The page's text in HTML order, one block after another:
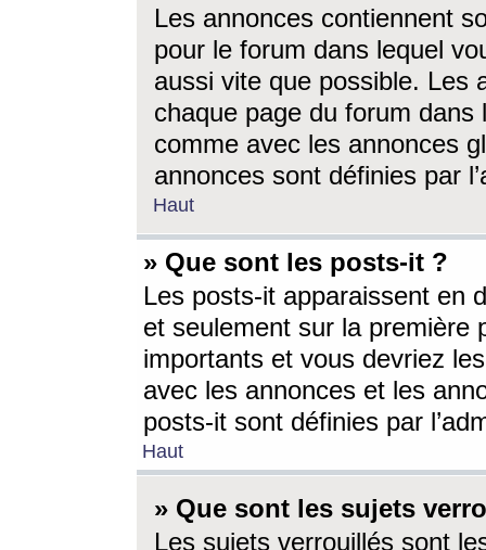
Les annonces contiennent
pour le forum dans lequel
aussi vite que possible. Les
chaque page du forum dans
comme avec les annonces
annonces sont définies par
Haut
» Que sont les posts-it ?
Les posts-it apparaissent en
et seulement sur la première
importants et vous devriez
avec les annonces et les
posts-it sont définies par
Haut
» Que sont les sujets
Les sujets verrouillés sont